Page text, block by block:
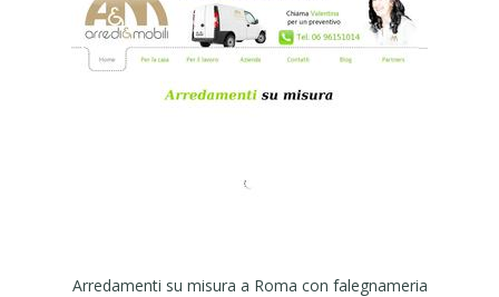
Arredamenti su misura a Roma con falegnameria